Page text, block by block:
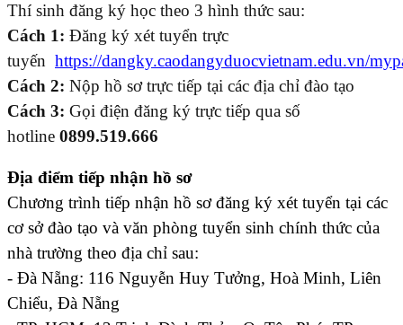
Thí sinh đăng ký học theo 3 hình thức sau:
Cách 1: Đăng ký xét tuyển trực
tuyến https://dangky.caodangyduocvietnam.edu.vn/
Cách 2: Nộp hồ sơ trực tiếp tại các địa chỉ đào tạo
Cách 3: Gọi điện đăng ký trực tiếp qua số
hotline 0899.519.666
Địa điểm tiếp nhận hồ sơ
Chương trình tiếp nhận hồ sơ đăng ký xét tuyển tại các
cơ sở đào tạo và văn phòng tuyển sinh chính thức của
nhà trường theo địa chỉ sau:
- Đà Nẵng: 116 Nguyễn Huy Tưởng, Hoà Minh, Liên
Chiểu, Đà Nẵng